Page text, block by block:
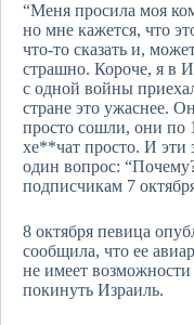
“Меня просила моя
но мне кажется, что
что-то сказать и,
страшно. Короче, я в
с одной войны
стране это ужаснее.
просто сошли, они по
хе**чат просто. И эти
один вопрос:
подписчикам 7
8 октября певица
сообщила, что ее
не имеет
покинуть Израиль.